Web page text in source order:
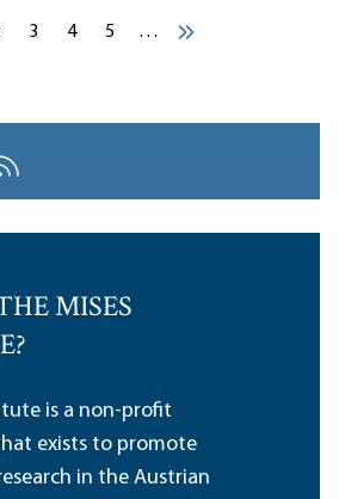
Pagination
pagepage
Current page
3 Current page
4 Current page
5 …
››
MISES
is a non-profit
exists to promote
in the Austrian